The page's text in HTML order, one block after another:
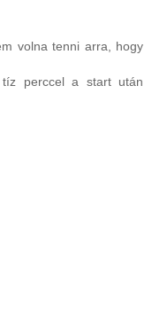
volna tenni arra, hogy
perccel a start után